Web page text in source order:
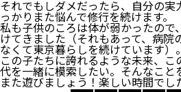
それでもしダメだったら、自分の実
っかりまた悩んで修行を続けます。
私も子供のころは体が弱かったので
けてきました（それもあって、病院
なくて東京暮らしを続けています）。
この子たちに誇れるような未来、
代を一緒に模索したい。そんなこと
また遊びましょう！楽しい時間でし